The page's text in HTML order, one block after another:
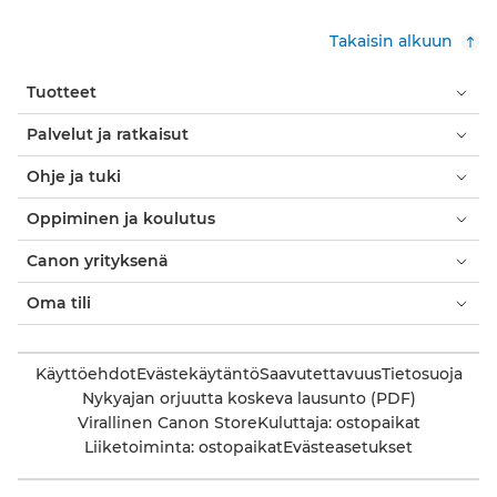
Takaisin alkuun
Tuotteet
Palvelut ja ratkaisut
Ohje ja tuki
Oppiminen ja koulutus
Canon yrityksenä
Oma tili
KäyttöehdotEvästekäytäntöSaavutettavuusTietosuoja
Nykyajan orjuutta koskeva lausunto (PDF)
Virallinen Canon StoreKuluttaja: ostopaikat
Liiketoiminta: ostopaikatEvästeasetukset